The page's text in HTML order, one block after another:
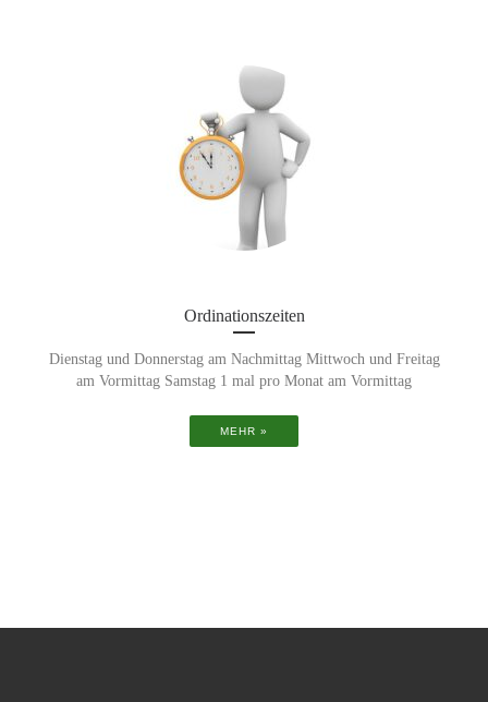
Ordinationszeiten
Dienstag und Donnerstag am Nachmittag Mittwoch und Freitag
am Vormittag Samstag 1 mal pro Monat am Vormittag
MEHR »